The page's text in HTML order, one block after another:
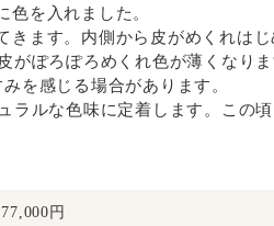
色を入れました。
きます。内側から皮がめくれはじ
がぽろぽろめくれ色が薄くなりま
を感じる場合があります。
ラルな色味に定着します。この
円